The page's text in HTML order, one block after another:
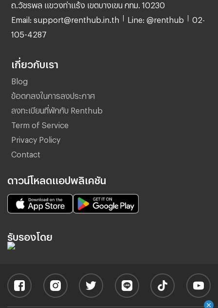
ถ.วัชรพล แขวงท่าแร้ง เขตบางเขน กทม. 10230
Email: support@renthub.in.th Line: @renthub 02-
105-4287
เกี่ยวกับเรา
Blog
ข้อตกลงในการลงประกาศ
ลงทะเบียนที่พักกับ Renthub
Term of Service
Privacy Policy
Contact
ดาวน์โหลดแอปพลิเคชัน
รับรองโดย